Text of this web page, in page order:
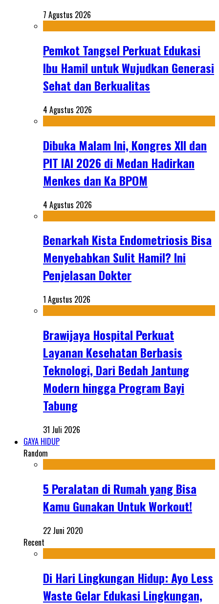
7 Agustus 2026
Pemkot Tangsel Perkuat Edukasi
Ibu Hamil untuk Wujudkan Generasi
Sehat dan Berkualitas
4 Agustus 2026
Dibuka Malam Ini, Kongres XII dan
PIT IAI 2026 di Medan Hadirkan
Menkes dan Ka BPOM
4 Agustus 2026
Benarkah Kista Endometriosis Bisa
Menyebabkan Sulit Hamil? Ini
Penjelasan Dokter
1 Agustus 2026
Brawijaya Hospital Perkuat
Layanan Kesehatan Berbasis
Teknologi, Dari Bedah Jantung
Modern hingga Program Bayi
Tabung
31 Juli 2026
GAYA HIDUP
Random
5 Peralatan di Rumah yang Bisa
Kamu Gunakan Untuk Workout!
22 Juni 2020
Recent
Di Hari Lingkungan Hidup: Ayo Less
Waste Gelar Edukasi Lingkungan,